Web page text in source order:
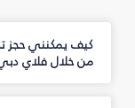
من خلال فلاي